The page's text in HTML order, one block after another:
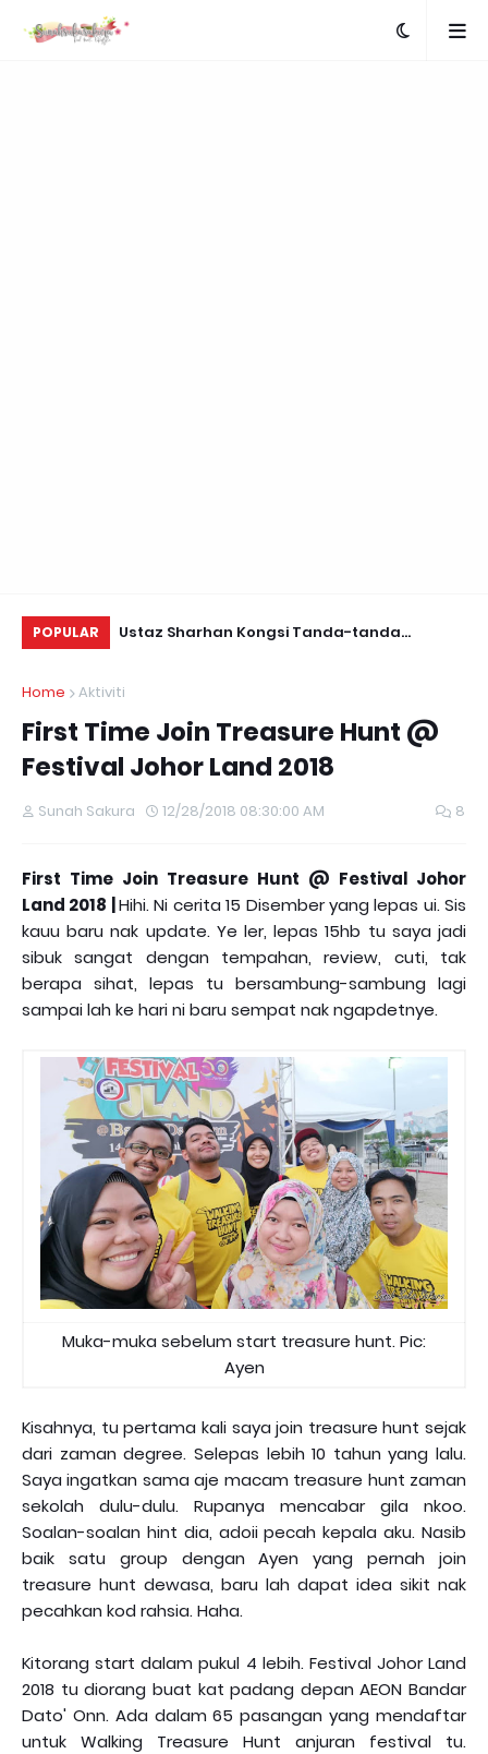
POPULAR
Retreats,
Ustaz Sharhan Kongsi Tanda-tanda
Home
Aktiviti
First Time Join Treasure Hunt @
Festival Johor Land 2018
Sunah Sakura 12/28/2018 08:30:00 AM 8
First Time Join Treasure Hunt @ Festival Johor
Land 2018 |Hihi. Ni cerita 15 Disember yang lepas ui. Sis
kauu baru nak update. Ye ler, lepas 15hb tu saya jadi
sibuk sangat dengan tempahan, review, cuti, tak
berapa sihat, lepas tu bersambung-sambung lagi
sampai lah ke hari ni baru sempat nak ngapdetnye.
Muka-muka sebelum start treasure hunt. Pic:
Ayen
Kisahnya, tu pertama kali saya join treasure hunt sejak
dari zaman degree. Selepas lebih 10 tahun yang lalu.
Saya ingatkan sama aje macam treasure hunt zaman
sekolah dulu-dulu. Rupanya mencabar gila nkoo.
Soalan-soalan hint dia, adoii pecah kepala aku. Nasib
baik satu group dengan Ayen yang pernah join
treasure hunt dewasa, baru lah dapat idea sikit nak
pecahkan kod rahsia. Haha.
Kitorang start dalam pukul 4 lebih. Festival Johor Land
2018 tu diorang buat kat padang depan AEON Bandar
Dato' Onn. Ada dalam 65 pasangan yang mendaftar
untuk Walking Treasure Hunt anjuran festival tu.